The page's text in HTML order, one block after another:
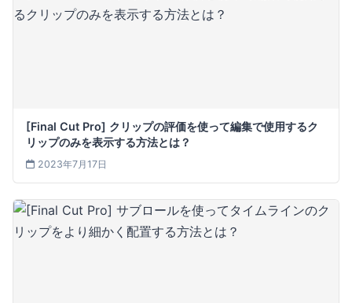
[Final Cut Pro] クリップの評価を使って編集で使用するク
リップのみを表示する方法とは？
2023年7月17日